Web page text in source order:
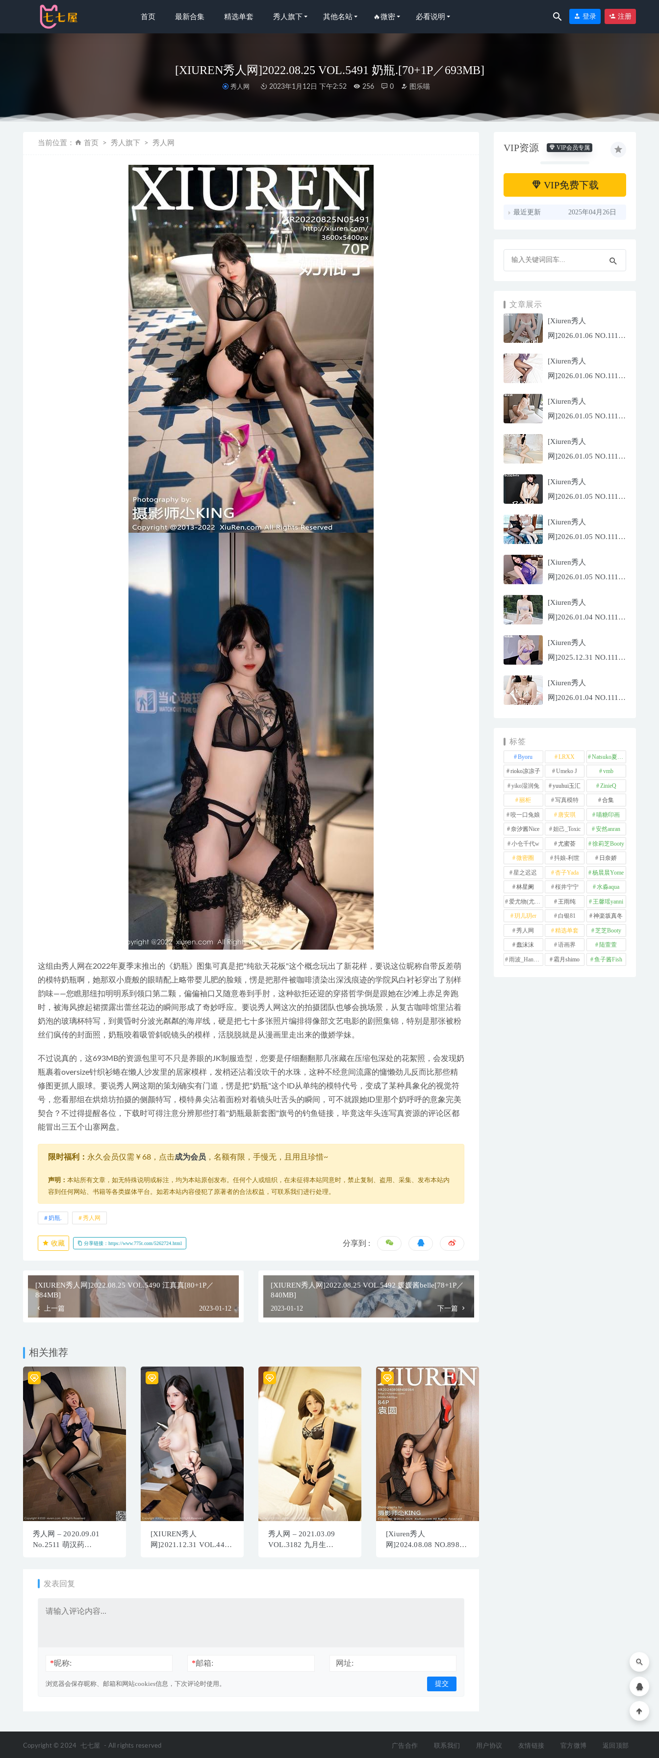
首页 最新合集 精选单套 秀人旗下 其他名站 🔥微密 必看说明 登录 注册
[XIUREN秀人网]2022.08.25 VOL.5491 奶瓶.[70+1P／693MB]
秀人网 2023年1月12日 下午2:52 256 0 图乐喵
当前位置： 首页 秀人旗下 秀人网
这组由秀人网在2022年夏季末推出的《奶瓶》图集可真是把"纯欲天花板"这个概念玩出了新花样，要说这位昵称自带反差萌
的模特奶瓶啊，她那双小鹿般的眼睛配上略带婴儿肥的脸颊，愣是把那件被咖啡渍染出深浅痕迹的学院风白衬衫穿出了别样
韵味——您瞧那纽扣明明系到领口第二颗，偏偏袖口又随意卷到手肘，这种欲拒还迎的穿搭哲学倒是跟她在沙滩上赤足奔跑
时，被海风撩起裙摆露出蕾丝花边的瞬间形成了奇妙呼应。要说秀人网这次的拍摄团队也够会挑场景，从复古咖啡馆里沾着
奶泡的玻璃杯特写，到黄昏时分波光粼粼的海岸线，硬是把七十多张照片编排得像部文艺电影的剧照集锦，特别是那张被粉
丝们疯传的封面照，奶瓶咬着吸管斜睨镜头的模样，活脱脱就是从漫画里走出来的傲娇学妹。
不过说真的，这693MB的资源包里可不只是养眼的JK制服造型，您要是仔细翻翻那几张藏在压缩包深处的花絮照，会发现奶
瓶裹着oversize针织衫蜷在懒人沙发里的居家模样，发梢还沾着没吹干的水珠，这种不经意间流露的慵懒劲儿反而比那些精
修图更抓人眼球。要说秀人网这期的策划确实有门道，愣是把"奶瓶"这个ID从单纯的模特代号，变成了某种具象化的视觉符
号，您看那组在烘焙坊拍摄的侧颜特写，模特鼻尖沾着面粉对着镜头吐舌头的瞬间，可不就跟她ID里那个奶呼呼的意象完美
契合？不过得提醒各位，下载时可得注意分辨那些打着"奶瓶最新套图"旗号的钓鱼链接，毕竟这年头连写真资源的评论区都
能冒出三五个山寨网盘。
限时福利： 永久会员仅需￥68，点击成为会员 ，名额有限，手慢无，且用且珍惜~
声明： 本站所有文章，如无特殊说明或标注，均为本站原创发布。任何个人或组织，在未征得本站同意时，禁止复制、盗用、采集、发布本站内
容到任何网站、书籍等各类媒体平台。如若本站内容侵犯了原著者的合法权益，可联系我们进行处理。
奶瓶. 秀人网
收藏 分享链接：https://www.775t.com/5262724.html 分享到 :
[XIUREN秀人网]2022.08.25 VOL.5490 江真真[80+1P／
884MB]
上一篇 2023-01-12
[XIUREN秀人网]2022.08.25 VOL.5492 媛媛酱belle[78+1P／
840MB]
2023-01-12 下一篇
相关推荐
秀人网 – 2020.09.01
No.2511 萌汉药
[XIUREN秀人
网]2021.12.31 VOL.4416
秀人网 – 2021.03.09
VOL.3182 九月生
[Xiuren秀人
网]2024.08.08 NO.8984
发表回复
*昵称: *邮箱: 网址:
浏览器会保存昵称、邮箱和网站cookies信息，下次评论时使用。
VIP资源 VIP会员专属
VIP免费下载
最近更新 2025年04月26日
文章展示
[Xiuren秀人
网]2026.01.06 NO.11196
[Xiuren秀人
网]2026.01.06 NO.11197
_Renee@[69P/755.32MB]
[Xiuren秀人
网]2026.01.05 NO.11195
[Xiuren秀人
网]2026.01.05 NO.11194
er[67P/671.86MB]
[Xiuren秀人
网]2026.01.05 NO.11191
Bella[69P/586.39MB]
[Xiuren秀人
网]2026.01.05 NO.11193
lrene[69P/933.33MB]
[Xiuren秀人
网]2026.01.05 NO.11192
[Xiuren秀人
网]2026.01.04 NO.11190
[Xiuren秀人
网]2025.12.31 NO.11187
[Xiuren秀人
网]2026.01.04 NO.11189
标签
Byoru LRXX Natsuko夏夏子
rioko凉凉子 Umeko J vmb
yiko湿润兔 yuuhui玉汇 ZinieQ
丽柜 写真模特 合集
咬一口兔娘 唐安琪 喵糖印画
奈汐酱Nice 妲己_Toxic 安然anran
小仓千代w 尤蜜荟 徐莉芝Booty
微密圈 抖娘-利世 日奈娇
星之迟迟 杏子Yada 杨晨晨Yome
林星阑 桜井宁宁 水淼aqua
爱尤物(尤果网) 王雨纯 王馨瑶yanni
玥儿玥er 白银81 神楽坂真冬
秀人网 精选单套 芝芝Booty
蠢沫沫 语画界 陆萱萱
雨波_HaneAme 霜月shimo 鱼子酱Fish
Copyright © 2024 七七屋 - All rights reserved 广告合作 联系我们 用户协议 友情链接 官方微博 返回顶部
小仓千代w – NO.071 2023年12月patreon会员合集[131P-171M]
leeesovely – [Patreon]Aug 2022[46P-547MB] 2022-10-11
[微密圈]俏妞 –户外巨臀[36P1V-359MB] 2023-05-21